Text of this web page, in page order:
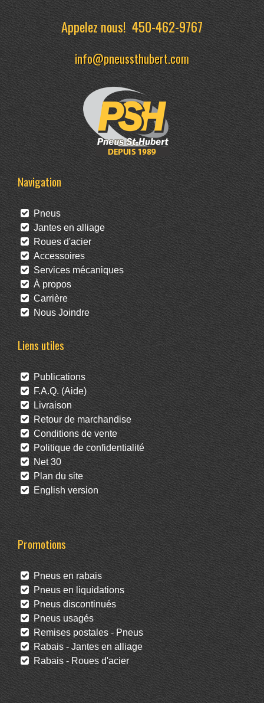
Appelez nous!450-462-9767
info@pneussthubert.com
Navigation
Pneus
Jantes en alliage
Roues d'acier
Accessoires
Services mécaniques
À propos
Carrière
Nous Joindre
Liens utiles
Publications
F.A.Q. (Aide)
Livraison
Retour de marchandise
Conditions de vente
Politique de confidentialité
Net 30
Plan du site
English version
Promotions
Pneus en rabais
Pneus en liquidations
Pneus discontinués
Pneus usagés
Remises postales - Pneus
Rabais - Jantes en alliage
Rabais - Roues d'acier